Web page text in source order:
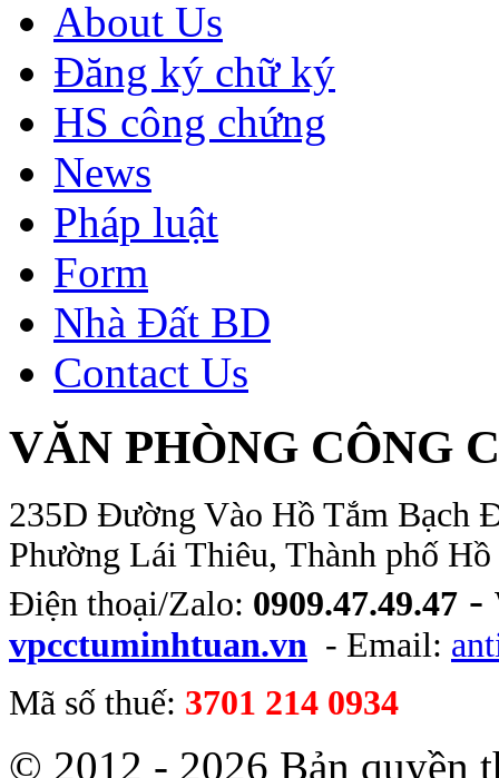
About Us
Đăng ký chữ ký
HS công chứng
News
Pháp luật
Form
Nhà Đất BD
Contact Us
VĂN PHÒNG CÔNG
235D Đường Vào Hồ Tắm Bạch
Phường Lái Thiêu, Thành phố
Điện thoại/Zalo: 0909.47.49.47 -
vpcctuminhtuan.vn - Email:
Mã số thuế: 3701 214 0934
© 2012 - 2026 Bản quyền